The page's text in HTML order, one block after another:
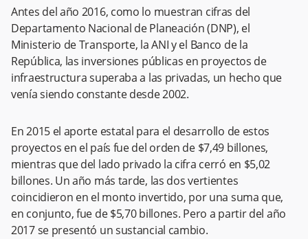
Antes del año 2016, como lo muestran cifras del
Departamento Nacional de Planeación (DNP), el
Ministerio de Transporte, la ANI y el Banco de la
República, las inversiones públicas en proyectos de
infraestructura superaba a las privadas, un hecho que
venía siendo constante desde 2002.
En 2015 el aporte estatal para el desarrollo de estos
proyectos en el país fue del orden de $7,49 billones,
mientras que del lado privado la cifra cerró en $5,02
billones. Un año más tarde, las dos vertientes
coincidieron en el monto invertido, por una suma que,
en conjunto, fue de $5,70 billones. Pero a partir del año
2017 se presentó un sustancial cambio.